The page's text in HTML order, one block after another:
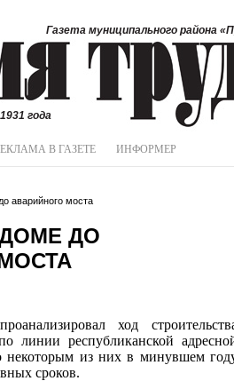
Газета муниципального района
года
В ГАЗЕТЕ ИНФОРМЕР
аварийного моста
ДО
ход
линии республиканской
из них в минувшем
сроков.